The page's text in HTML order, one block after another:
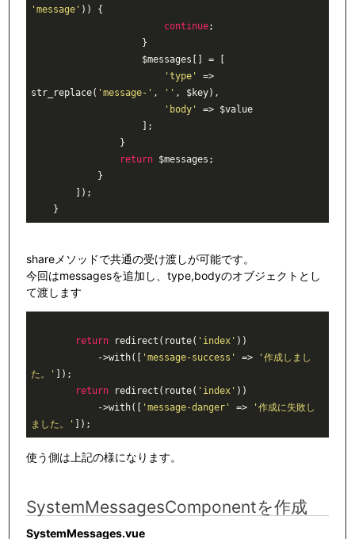
'message' )) {
continue;
'type'
=>
str_replace( 'message-' , '' , $key),
'body'
=> $value
return $messages;
shareメソッドで共通の受け渡しが可能です。
今回はmessagesを追加し、type,bodyのオブジェクトとし
て渡します
return redirect(route( 'index' ))
            ->with([
'message-success' =>
'作成しまし
た。'
]);
return redirect(route( 'index' ))
            ->with([
'message-danger' =>
'作成に失敗し
ました。'
使う側は上記の様になります。
SystemMessagesComponentを作成
SystemMessages.vue